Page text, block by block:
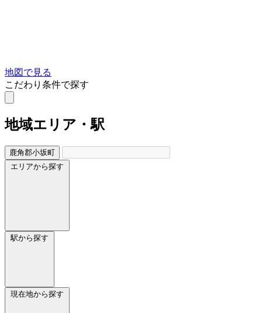
地図で見る
こだわり条件で探す
地域エリア・駅
鹿角郡小坂町
エリアから探す
駅から探す
現在地から探す